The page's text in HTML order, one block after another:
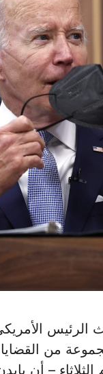
/أ ش أ/ بحث
من القضايا
– أن